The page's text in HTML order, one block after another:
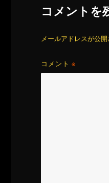
コメントを
メールアドレスが公開
コメント※